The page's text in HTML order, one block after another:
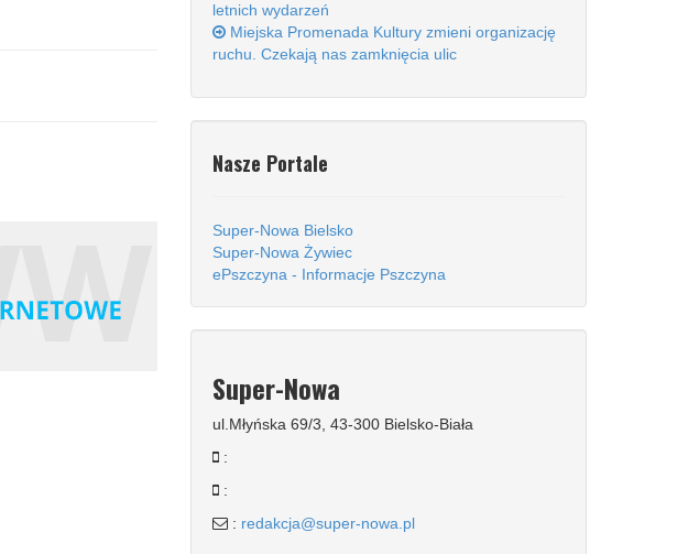
letnich wydarzeń
Miejska Promenada Kultury zmieni organizację
ruchu. Czekają nas zamknięcia ulic
Nasze Portale
Super-Nowa Bielsko
Super-Nowa Żywiec
ePszczyna - Informacje Pszczyna
Super-Nowa
ul.Młyńska 69/3, 43-300 Bielsko-Biała
:
:
: redakcja@super-nowa.pl